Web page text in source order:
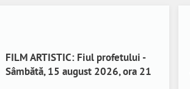
FILM ARTISTIC: Fiul profetului -
Sâmbătă, 15 august 2026, ora 21